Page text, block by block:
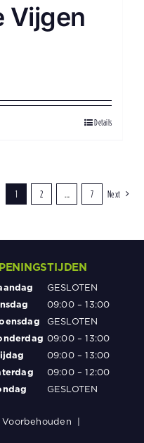
Vijgen
Details
1 2 … 7 Next
GESLOTEN
09:00 – 13:00
GESLOTEN
09:00 – 13:00
09:00 – 13:00
09:00 – 12:00
GESLOTEN
Voorbehouden |